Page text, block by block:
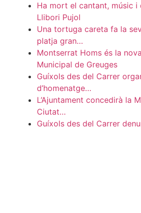
Ha mort el cantant, músic
Llibori Pujol
Una tortuga careta fa la
platja gran…
Montserrat Homs és la
Municipal de Greuges
Guíxols des del Carrer
d’homenatge…
L’Ajuntament concedirà la
Ciutat…
Guíxols des del Carrer